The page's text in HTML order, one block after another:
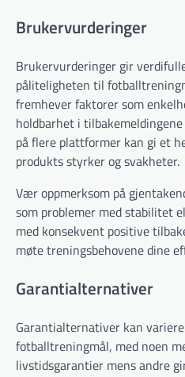
Brukervurderinger
Brukervurderinger gir
påliteligheten til
fremhever faktorer som
holdbarhet i
på flere plattformer kan gi et
produkts styrker og svakheter.
Vær oppmerksom på
som problemer med stabilitet
med konsekvent positive
møte treningsbehovene dine
Garantialternativer
Garantialternativer kan
fotballtreningmål, med noen
livstidsgarantier mens andre